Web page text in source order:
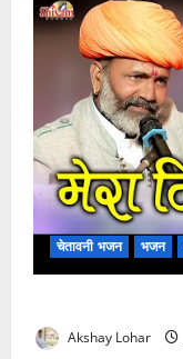
चेतावनी भजन भजन
Akshay Lohar